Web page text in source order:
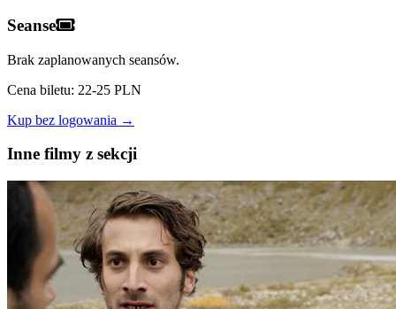
Seanse
Brak zaplanowanych seansów.
Cena biletu: 22-25 PLN
Kup bez logowania →
Inne filmy z sekcji